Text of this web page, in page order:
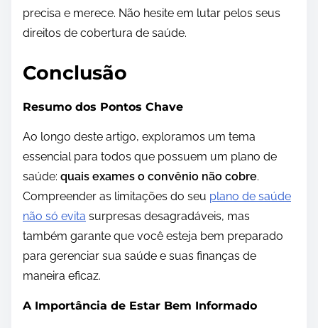
precisa e merece. Não hesite em lutar pelos seus
direitos de cobertura de saúde.
Conclusão
Resumo dos Pontos Chave
Ao longo deste artigo, exploramos um tema
essencial para todos que possuem um plano de
saúde: quais exames o convênio não cobre.
Compreender as limitações do seu plano de saúde
não só evita surpresas desagradáveis, mas
também garante que você esteja bem preparado
para gerenciar sua saúde e suas finanças de
maneira eficaz.
A Importância de Estar Bem Informado